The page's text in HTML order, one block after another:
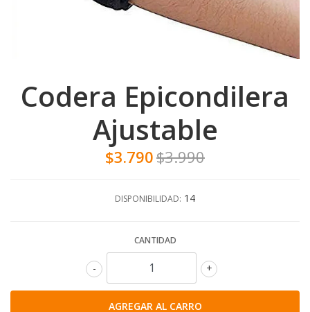
Codera Epicondilera
Ajustable
$3.790$3.990
DISPONIBILIDAD: 14
CANTIDAD
+
-